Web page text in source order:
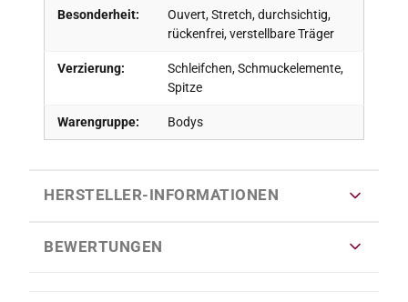
Besonderheit:
Ouvert, Stretch, durchsichtig,
rückenfrei, verstellbare Träger
Verzierung:
Schleifchen, Schmuckelemente,
Spitze
Warengruppe: Bodys
HERSTELLER-INFORMATIONEN
BEWERTUNGEN